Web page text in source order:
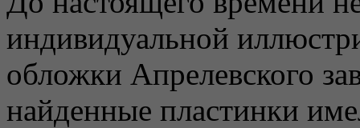
индивидуальной
обложки Апрелевского
найденные пластинки